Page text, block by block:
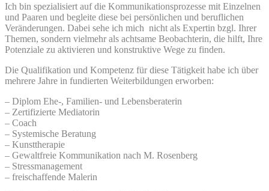
Ich bin spezialisiert auf die Kommunikationsprozesse mit Einzelnen
und Paaren und begleite diese bei persönlichen und beruflichen
Veränderungen. Dabei sehe ich mich nicht als Expertin bzgl. Ihrer
Themen, sondern vielmehr als achtsame Beobachterin, die hilft, Ihre
Potenziale zu aktivieren und konstruktive Wege zu finden.
Die Qualifikation und Kompetenz für diese Tätigkeit habe ich über
mehrere Jahre in fundierten Weiterbildungen erworben:
– Diplom Ehe-, Familien- und Lebensberaterin
– Zertifizierte Mediatorin
– Coach
– Systemische Beratung
– Kunsttherapie
– Gewaltfreie Kommunikation nach M. Rosenberg
– Stressmanagement
– freischaffende Malerin